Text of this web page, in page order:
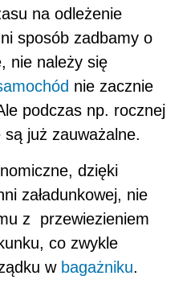
na odleżenie
sposób zadbamy o
nie należy się
nie zacznie
podczas np. rocznej
już zauważalne.
dzięki
załadunkowej, nie
z przewiezieniem
co zwykle
w bagażniku.